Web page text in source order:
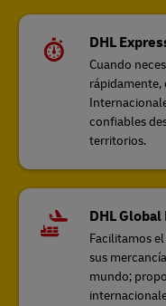
DHL
Cuando
rápidamente,
confiables
territorios.
DHL
Facilitamos
sus
mundo;